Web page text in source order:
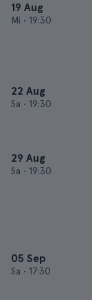
19 Aug
Mi • 19:30
22 Aug
Sa • 19:30
29 Aug
Sa • 19:30
05 Sep
Sa • 17:30